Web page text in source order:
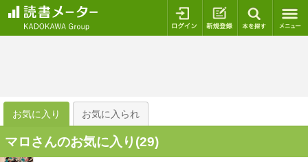
ログイン 新規登録
お気に入り お気に入られ
マロさんのお気に入り(29)